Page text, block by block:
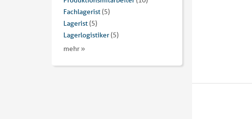
Fachlagerist(5)
Lagerist(5)
Lagerlogistiker(5)
mehr »